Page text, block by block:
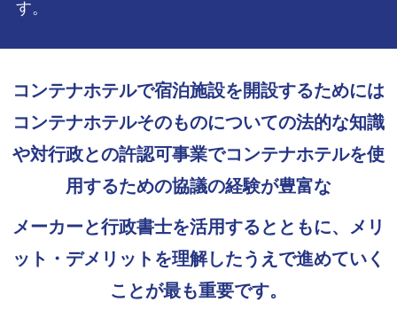
す。
コンテナホテルで宿泊施設を開設するためには
コンテナホテルそのものについての法的な知識
や対行政との許認可事業でコンテナホテルを使
用するための協議の経験が豊富な
メーカーと行政書士を活用するとともに、メリ
ット・デメリットを理解したうえで進めていく
ことが最も重要です。